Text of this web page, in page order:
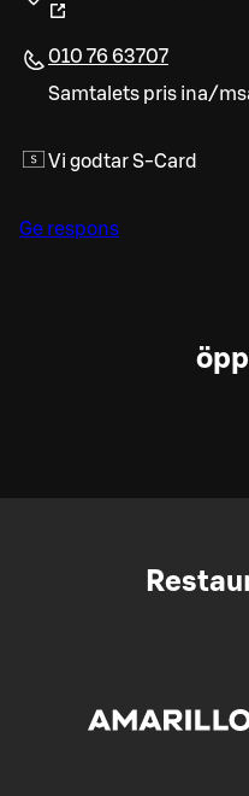
010 76 63707
Samtalets pris ina/
Vi godtar S-Card
Ge respons